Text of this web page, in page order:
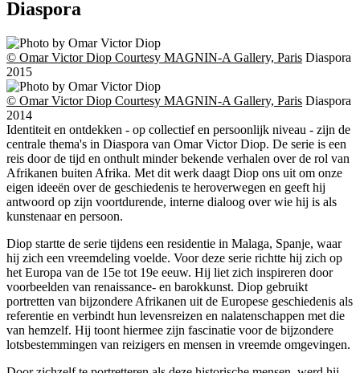
Diaspora
© Omar Victor Diop Courtesy MAGNIN-A Gallery, Paris Diaspora
2015
© Omar Victor Diop Courtesy MAGNIN-A Gallery, Paris Diaspora
2014
Identiteit en ontdekken - op collectief en persoonlijk niveau - zijn de
centrale thema's in Diaspora van Omar Victor Diop. De serie is een
reis door de tijd en onthult minder bekende verhalen over de rol van
Afrikanen buiten Afrika. Met dit werk daagt Diop ons uit om onze
eigen ideeën over de geschiedenis te heroverwegen en geeft hij
antwoord op zijn voortdurende, interne dialoog over wie hij is als
kunstenaar en persoon.
Diop startte de serie tijdens een residentie in Malaga, Spanje, waar
hij zich een vreemdeling voelde. Voor deze serie richtte hij zich op
het Europa van de 15e tot 19e eeuw. Hij liet zich inspireren door
voorbeelden van renaissance- en barokkunst. Diop gebruikt
portretten van bijzondere Afrikanen uit de Europese geschiedenis als
referentie en verbindt hun levensreizen en nalatenschappen met die
van hemzelf. Hij toont hiermee zijn fascinatie voor de bijzondere
lotsbestemmingen van reizigers en mensen in vreemde omgevingen.